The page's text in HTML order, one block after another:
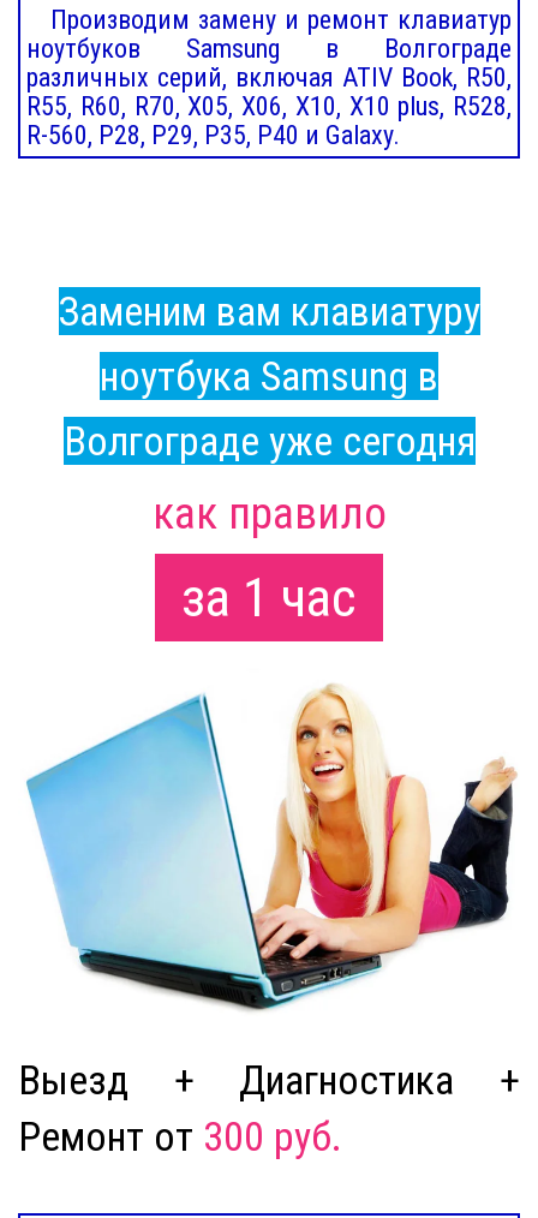
Производим замену и ремонт клавиатур
ноутбуков Samsung в Волгограде
различных серий, включая ATIV Book, R50,
R55, R60, R70, X05, X06, X10, X10 plus, R528,
R-560, P28, P29, P35, P40 и Galaxy.
Заменим вам клавиатуру
ноутбука Samsung в
Волгограде уже сегодня
как правило
за 1 час
Выезд + Диагностика +
Ремонт от 300 руб.